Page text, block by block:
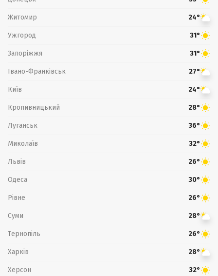
Житомир 24°
Ужгород 31°
Запоріжжя 31°
Івано-Франківськ 27°
Київ 24°
Кропивницький 28°
Луганськ 36°
Миколаїв 32°
Львів 26°
Одеса 30°
Рівне 26°
Суми 28°
Тернопіль 26°
Харків 28°
Херсон 32°